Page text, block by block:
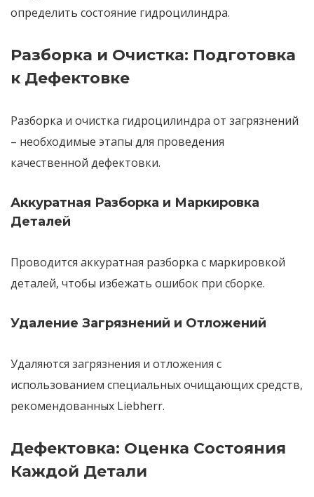
определить состояние гидроцилиндра.
Разборка и Очистка: Подготовка
к Дефектовке
Разборка и очистка гидроцилиндра от загрязнений
– необходимые этапы для проведения
качественной дефектовки.
Аккуратная Разборка и Маркировка
Деталей
Проводится аккуратная разборка с маркировкой
деталей, чтобы избежать ошибок при сборке.
Удаление Загрязнений и Отложений
Удаляются загрязнения и отложения с
использованием специальных очищающих средств,
рекомендованных Liebherr.
Дефектовка: Оценка Состояния
Каждой Детали